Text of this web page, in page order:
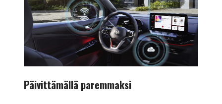
Päivittämällä paremmaksi